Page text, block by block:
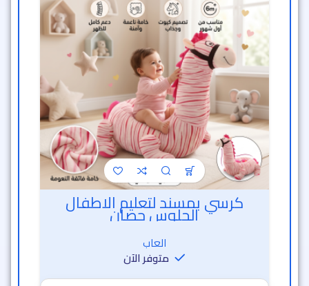
كرسي بمسند لتعليم الاطفال
الجلوس حصان
العاب
متوفر الآن